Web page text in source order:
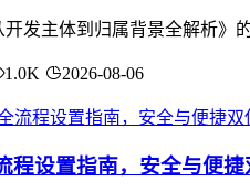
发主体到归属背景全解析
1.0K 2026-08-06
程设置指南，安全与便捷